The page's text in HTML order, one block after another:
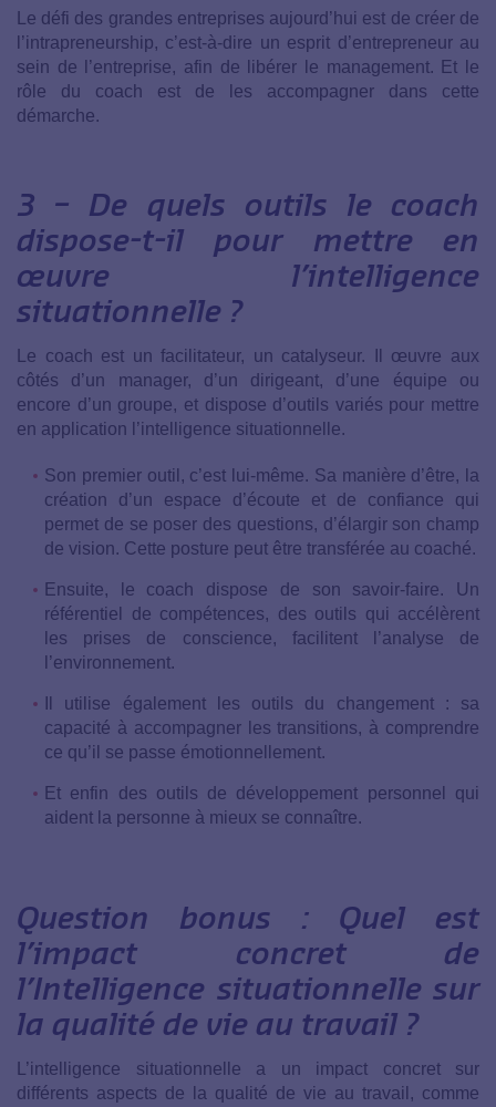
Le défi des grandes entreprises aujourd’hui est de créer de
l’intrapreneurship, c’est-à-dire un esprit d’entrepreneur au
sein de l’entreprise, afin de libérer le management. Et le
rôle du coach est de les accompagner dans cette
démarche.
3 – De quels outils le coach
dispose-t-il pour mettre en
œuvre l’intelligence
situationnelle ?
Le coach est un facilitateur, un catalyseur. Il œuvre aux
côtés d’un manager, d’un dirigeant, d’une équipe ou
encore d’un groupe, et dispose d’outils variés pour mettre
en application l’intelligence situationnelle.
Son premier outil, c’est lui-même. Sa manière d’être, la
création d’un espace d’écoute et de confiance qui
permet de se poser des questions, d’élargir son champ
de vision. Cette posture peut être transférée au coaché.
Ensuite, le coach dispose de son savoir-faire. Un
référentiel de compétences, des outils qui accélèrent
les prises de conscience, facilitent l’analyse de
l’environnement.
Il utilise également les outils du changement : sa
capacité à accompagner les transitions, à comprendre
ce qu’il se passe émotionnellement.
Et enfin des outils de développement personnel qui
aident la personne à mieux se connaître.
Question bonus : Quel est
l’impact concret de
l’Intelligence situationnelle sur
la qualité de vie au travail ?
L’intelligence situationnelle a un impact concret sur
différents aspects de la qualité de vie au travail, comme